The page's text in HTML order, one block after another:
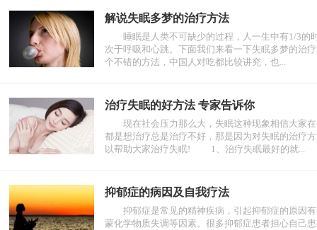
解说失眠多梦的治疗方法
睡眠是人类不可缺少的过程，人一生中有1/3的
次于呼吸和心跳。下面我们来看一下失眠多梦的
个不错的方法，中国人对吃都比较讲究，也...
治疗失眠的好方法 专家告诉你
现在社会压力那么大，失眠这种现象相信大家在
都是想治疗总是治疗不好，那是因为对失眠的治疗
以帮助大家治疗失眠! 1、治疗失眠最好的就...
抑郁症的病因及自我疗法
抑郁症是常见的精神疾病，引起抑郁症的原因有
蒙化学物质失调等因素。很多抑郁症患者担心自己